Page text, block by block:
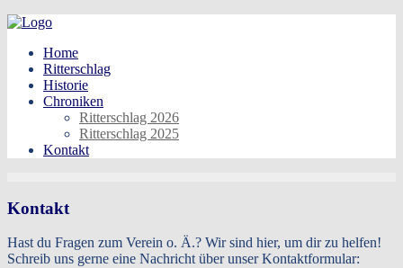
Skip
contentHome
Ritterschlag
Historie
Chroniken
Ritterschlag 2026
Ritterschlag 2025
Kontakt
Kontakt
Hast du Fragen zum Verein o. Ä.? Wir sind hier, um dir zu helfen!
Schreib uns gerne eine Nachricht über unser Kontaktformular: